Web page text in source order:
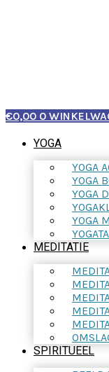
€0,00 0
YOGA
YOGA
YOGA
YOGA
YOGA
MEDITATIE
SPIRITUEEL